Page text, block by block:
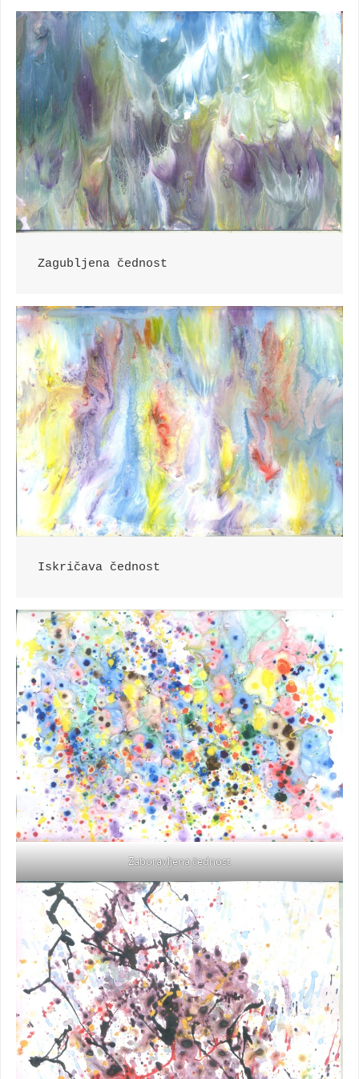
Zagubljena čednost
Iskričava čednost
Zaboravljena čednost